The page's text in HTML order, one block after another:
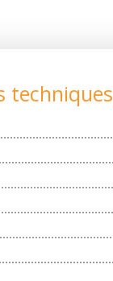
techniques